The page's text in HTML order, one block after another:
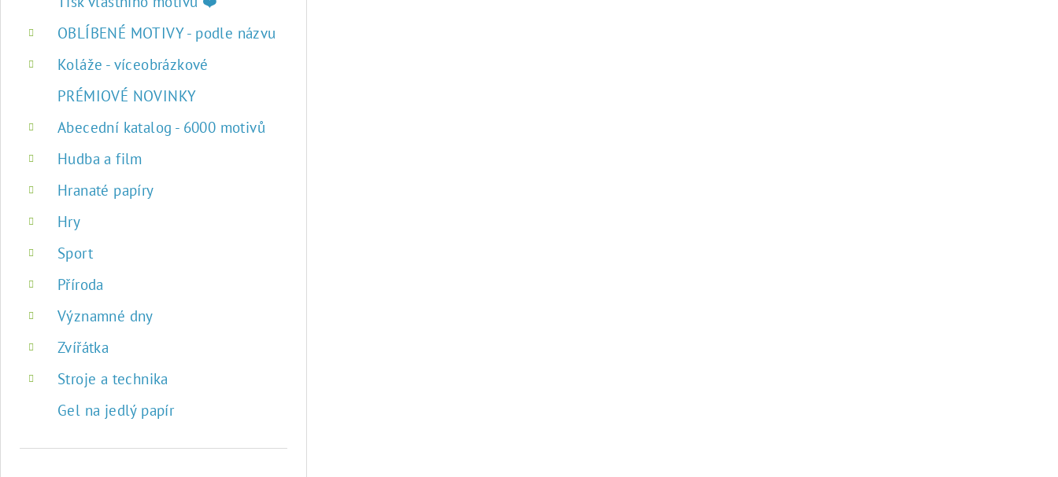
OBLÍBENÉ MOTIVY - podle názvu
Koláže - víceobrázkové
PRÉMIOVÉ NOVINKY
Abecední katalog - 6000 motivů
Hudba a film
Hranaté papíry
Hry
Sport
Příroda
Významné dny
Zvířátka
Stroje a technika
Gel na jedlý papír